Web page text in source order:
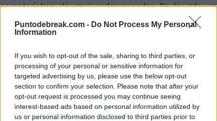
Puntodebreak.com - Do Not Process My Personal
Information
If you wish to opt-out of the sale, sharing to third parties, or
processing of your personal or sensitive information for
targeted advertising by us, please use the below opt-out
section to confirm your selection. Please note that after your
opt-out request is processed you may continue seeing
interest-based ads based on personal information utilized by
us or personal information disclosed to third parties prior to
característica de un jugador ganador. En la vida, en
cambio, no es exactamente así. Le gustan las carreras
automovilísticas, la velocidad. Le gusta la adrenalina.
Pero esas dos almas se unen en un solo jugador,
increíblemente profesional: entrenamiento,
alimentación, descanso; intenta entrar en la pista cada
vez con el objetivo de crecer y mejorar. Por eso es un
campeón”